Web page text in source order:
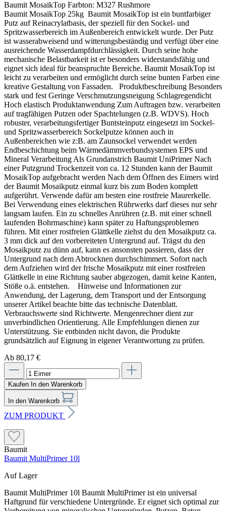
Baumit MosaikTop Farbton: M327 Rushmore
Baumit MosaikTop 25kg Baumit MosaikTop ist ein buntfarbiger
Putz auf Reinacrylatbasis, der speziell für den Sockel- und
Spritzwasserbereich im Außenbereich entwickelt wurde. Der Putz
ist wasserabweisend und witterungsbeständig und verfügt über eine
ausreichende Wasserdampfdurchlässigkeit. Durch seine hohe
mechanische Belastbarkeit ist er besonders widerstandsfähig und
eignet sich ideal für beanspruchte Bereiche. Baumit MosaikTop ist
leicht zu verarbeiten und ermöglicht durch seine bunten Farben eine
kreative Gestaltung von Fassaden. Produktbeschreibung Besonders
stark und fest Geringe Verschmutzungsneigung Schlagregendicht
Hoch elastisch Produktanwendung Zum Auftragen bzw. verarbeiten
auf tragfähigen Putzen oder Spachtelungen (z.B. WDVS). Hoch
robuster, verarbeitungsfertiger Buntsteinputz eingesetzt im Sockel-
und Spritzwasserbereich Sockelputze können auch in
Außenbereichen wie z:B. am Zaunsockel verwendet werden
Endbeschichtung beim Wärmedämmverbundsystemen EPS und
Mineral Verarbeitung Als Grundanstrich Baumit UniPrimer Nach
einer Putzgrund Trockenzeit von ca. 12 Stunden kann der Baumit
MosaikTop aufgebracht werden Nach dem Öffnen des Eimers wird
der Baumit Mosaikputz einmal kurz bis zum Boden komplett
aufgerührt. Verwende dafür am besten eine rostfreie Maurerkelle.
Bei Verwendung eines elektrischen Rührwerks darf dieses nur sehr
langsam laufen. Ein zu schnelles Anrühren (z.B. mit einer schnell
laufenden Bohrmaschine) kann später zu Haftungsproblemen
führen. Mit einer rostfreien Glättkelle ziehst du den Mosaikputz ca.
3 mm dick auf den vorbereiteten Untergrund auf. Trägst du den
Mosaikputz zu dünn auf, kann es ansonsten passieren, dass der
Untergrund nach dem Abtrocknen durchschimmert. Sofort nach
dem Aufziehen wird der frische Mosaikputz mit einer rostfreien
Glättkelle in eine Richtung sauber abgezogen, damit keine Kanten,
Stöße o.ä. entstehen. Hinweise und Informationen zur
Anwendung, der Lagerung, dem Transport und der Entsorgung
unserer Artikel beachte bitte das technische Datenblatt.
Verbrauchswerte sind Richtwerte. Mengenrechner dient zur
unverbindlichen Orientierung. Alle Empfehlungen dienen zur
Unterstützung. Sie entbinden nicht davon, die Produkte
grundsätzlich auf Eignung in eigener Verantwortung zu prüfen.
Ab 80,17 €
Kaufen In den Warenkorb
In den Warenkorb
ZUM PRODUKT
Baumit
Baumit MultiPrimer 10l
Auf Lager
Baumit MultiPrimer 10l Baumit MultiPrimer ist ein universal
Haftgrund für verschiedene Untergründe. Er eignet sich optimal zur